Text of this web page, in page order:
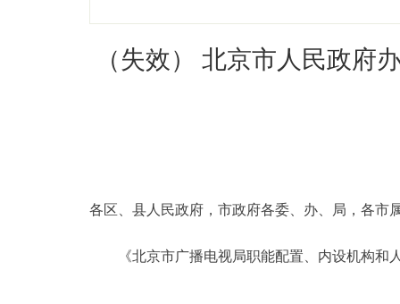
政务公开
（失效） 北京市人民政府
各区、县人民政府，市政府各委、办、局，各市
《北京市广播电视局职能配置、内设机构和人